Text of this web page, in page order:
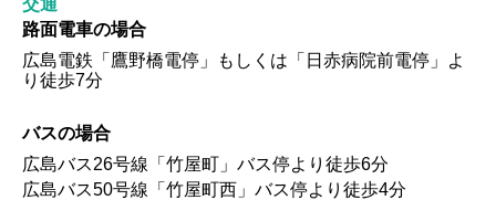
交通
路面電車の場合
広島電鉄「鷹野橋電停」もしくは「日赤病院前電停」よ
り徒歩7分
バスの場合
広島バス26号線「竹屋町」バス停より徒歩6分
広島バス50号線「竹屋町西」バス停より徒歩4分